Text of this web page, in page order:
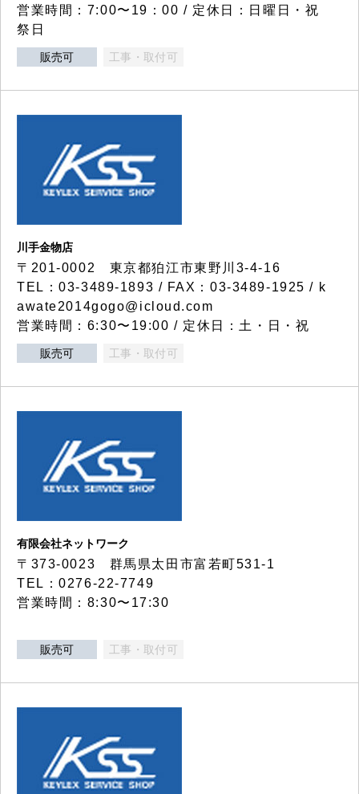
営業時間：7:00〜19：00 / 定休日：日曜日・祝
祭日
販売可 工事・取付可
川手金物店
〒201-0002 東京都狛江市東野川3-4-16
TEL：03-3489-1893 / FAX：03-3489-1925 / k
awate2014gogo@icloud.com
営業時間：6:30〜19:00 / 定休日：土・日・祝
販売可 工事・取付可
有限会社ネットワーク
〒373-0023 群馬県太田市富若町531-1
TEL：0276-22-7749
営業時間：8:30〜17:30
販売可 工事・取付可